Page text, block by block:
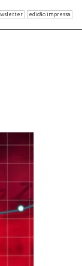
edição impressa